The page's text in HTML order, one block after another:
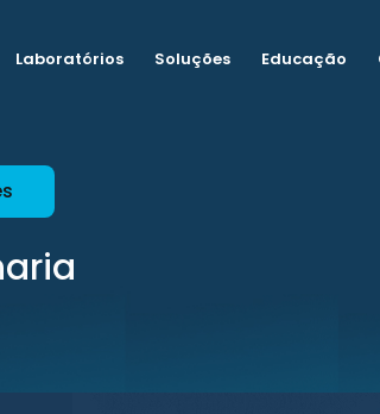
Laboratórios Soluções Educação